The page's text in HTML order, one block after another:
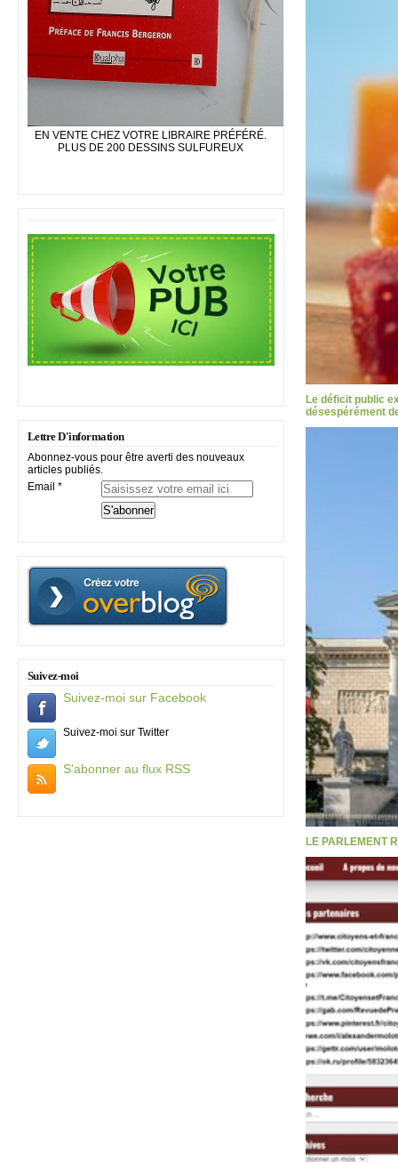
EN VENTE CHEZ VOTRE LIBRAIRE PRÉFÉRÉ.
PLUS DE 200 DESSINS SULFUREUX
Lettre D'information
Abonnez-vous pour être averti des nouveaux
articles publiés.
Email
Suivez-moi
Suivez-moi sur Facebook
Suivez-moi sur Twitter
S'abonner au flux RSS
Le déficit public
désespérément
LE PARLEMENT